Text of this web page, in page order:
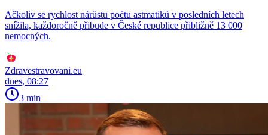
Ačkoliv se rychlost nárůstu počtu astmatiků v posledních letech
snížila, každoročně přibude v České republice přibližně 13 000
nemocných.
Zdravestravovani.eu
dnes, 08:27
3 min